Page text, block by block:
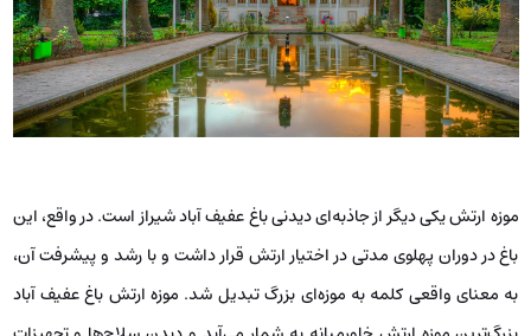
موزه ارتش یکی دیگر از جاذبه‌ای دیدنی باغ عفیف آباد شیراز است. در واقع، این
باغ در دوران پهلوی مدتی در اختیار ارتش قرار داشت و با رشد و پیشرفت آن،
به معنای واقعی کلمه به موزه‌ای بزرگ تبدیل شد. موزه ارتش باغ عفیف آباد